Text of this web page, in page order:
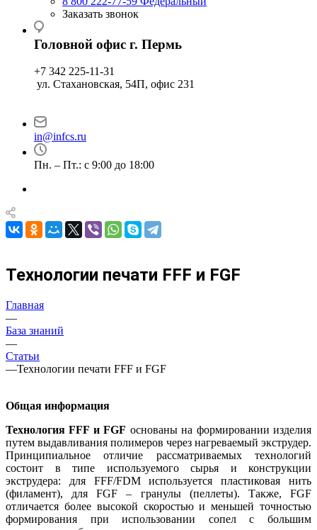
Заказать звонок
Головной офис г. Пермь
+7 342 225-11-31
ул. Стахановская, 54П, офис 231
in@infcs.ru
Пн. – Пт.: с 9:00 до 18:00
Технологии печати FFF и FGF
Главная
—
База знаний
—
Статьи
—Технологии печати FFF и FGF
Общая информация
Технология FFF и FGF основаны на формировании изделия
путем выдавливания полимеров через нагреваемый экструдер.
Принципиальное отличие рассматриваемых технологий
состоит в типе используемого сырья и конструкции
экструдера: для FFF/FDM используется пластиковая нить
(филамент), для FGF – гранулы (пеллеты). Также, FGF
отличается более высокой скоростью и меньшей точностью
формирования при использовании сопел с большим